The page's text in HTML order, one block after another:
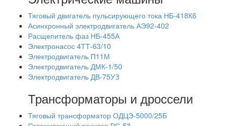
Тяговый двигатель пульсирующего тока НБ-418К6
Асинхронный электродвигатель АЭ92-402
Расщепитель фаз НБ-455А
Электронасос 4ТТ-63/10
Электродвигатель П11М
Электродвигатель ДМК-1/50
Электродвигатель ДВ-75УЗ
Трансформаторы и дроссели
Тяговый трансформатор ОДЦЭ-5000/25Б